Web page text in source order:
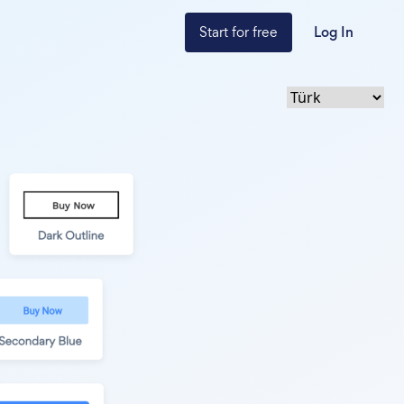
Start for free Log In